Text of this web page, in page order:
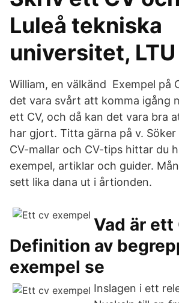
Luleå tekniska
universitet, LTU
William, en välkänd Exempel på
det vara svårt att komma igång
ett CV, och då kan det vara bra
har gjort. Titta gärna på v.
CV-mallar och CV-tips hittar du
exempel, artiklar och guider.
sett lika dana ut i årtionden.
Vad är ett
Definition av
exempel se
Inslagen i ett